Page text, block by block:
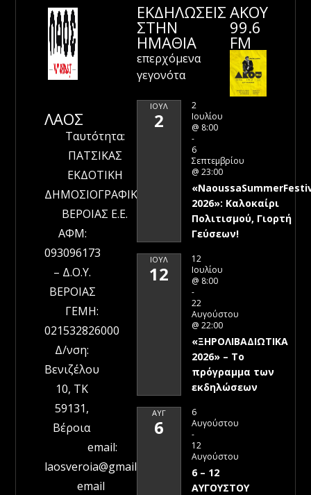
ΛΑΟΣ
Ταυτότητα:
ΠΑΤΣΙΚΑΣ
ΕΚΔΟΤΙΚΗ
ΔΗΜΟΣΙΟΓΡΑΦΙΚΗ
ΒΕΡΟΙΑΣ Ε.Ε.
ΑΦΜ:
093096173
– Δ.Ο.Υ.
ΒΕΡΟΙΑΣ
ΓΕΜΗ:
021532826000
Δ/νση:
Βενιζέλου
10, ΤΚ
59131,
Βέροια
email:
laosveroia@gmail.com
email
ΕΚΔΗΛΩΣΕΙΣ
ΣΤΗΝ
ΗΜΑΘΊΑ
επερχόμενα
γεγονότα
ΙΟΎΛ
2
2
Ιουλίου
@ 8:00
-
6
Σεπτεμβρίου
@ 23:00
2026»: Καλοκαίρι
Πολιτισμού, Γιορτή
Γεύσεων!
ΙΟΎΛ
12
12
Ιουλίου
@ 8:00
-
22
Αυγούστου
@ 22:00
«ΞΗΡΟΛΙΒΑΔΙΩΤΙΚΑ
2026» – To
πρόγραμμα των
εκδηλώσεων
ΑΥΓ
6
6
Αυγούστου
-
12
Αυγούστου
6 – 12
ΑΥΓΟΥΣΤΟΥ
ΑΚΟΥ
99.6
FM